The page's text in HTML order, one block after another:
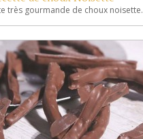
très gourmande de choux noisette.